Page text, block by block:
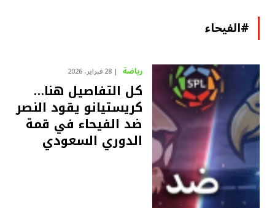
#الفيحاء
رياضة 28 فبراير، 2026
كل التفاصيل هنا…
كريستيانو يقود النصر
ضد الفيحاء في قمة
الدوري السعودي